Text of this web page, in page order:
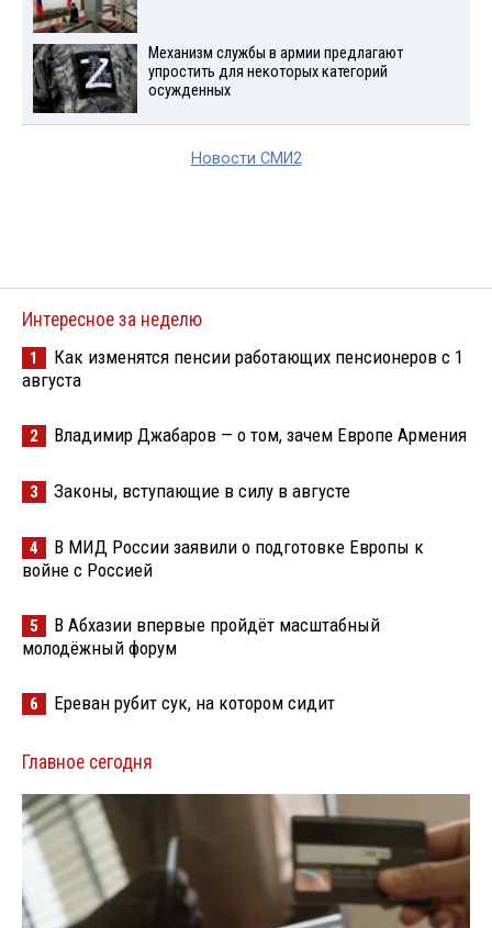
Механизм службы в армии предлагают
упростить для некоторых категорий
осужденных
Новости СМИ2
Интересное за неделю
1
Как изменятся пенсии работающих пенсионеров с 1
августа
2 Владимир Джабаров — о том, зачем Европе Армения
3 Законы, вступающие в силу в августе
4
В МИД России заявили о подготовке Европы к
войне с Россией
5
В Абхазии впервые пройдёт масштабный
молодёжный форум
6 Ереван рубит сук, на котором сидит
Главное сегодня